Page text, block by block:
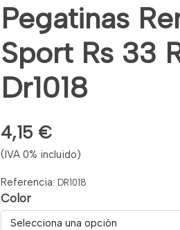
Pegatinas
Sport Rs 33
Dr1018
4,15 €
(IVA 0% incluido)
Referencia: DR1018
Color
Selecciona una opción